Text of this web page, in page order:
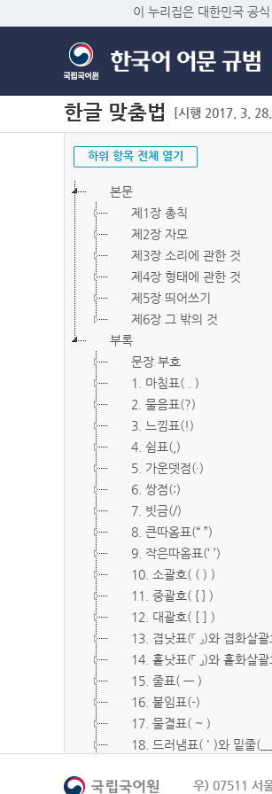
이 누리집은 대한민국 공
한글 맞춤법 [시행 2017. 3.
하위 항목 전체 열기
본문
제1장 총칙
제2장 자모
제3장 소리에 관한 것
제4장 형태에 관한 것
제5장 띄어쓰기
제6장 그 밖의 것
부록
문장 부호
1. 마침표( . )
2. 물음표(?)
3. 느낌표(!)
4. 쉼표(,)
5. 가운뎃점(·)
6. 쌍점(:)
7. 빗금(/)
8. 큰따옴표(“ ”)
9. 작은따옴표(‘ ’)
10. 소괄호( ( ) )
11. 중괄호( { } )
12. 대괄호( [ ] )
13. 겹낫표(『 』)와 겹화살
14. 홑낫표(「 」)와 홑화살괄
15. 줄표( ― )
16. 붙임표(-)
17. 물결표( ~ )
18. 드러냄표( ˙ )와 밑줄
20. 빠짐표( □ )우) 07511 서